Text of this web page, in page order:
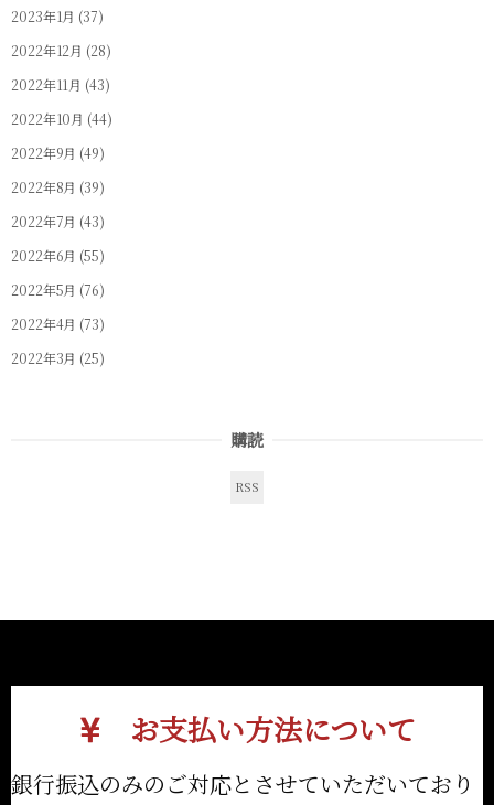
2023年1月 (37)
2022年12月 (28)
2022年11月 (43)
2022年10月 (44)
2022年9月 (49)
2022年8月 (39)
2022年7月 (43)
2022年6月 (55)
2022年5月 (76)
2022年4月 (73)
2022年3月 (25)
購読
RSS
お支払い方法について
銀行振込のみのご対応とさせていただいており